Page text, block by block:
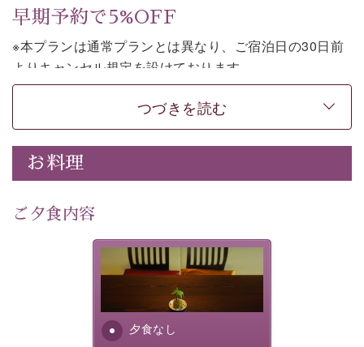
早期予約で5%OFF
※本プランは通常プランとは異なり、ご宿泊日の30日前
よりキャンセル規定を設けております。
※本プランは朝食付きのプランです。2食付きでご利用ご
【公式限定価格】早割プラン（30日前
まで）」をご利用ください。
上諏訪温泉しんゆでは、30日前までのご予約で、5%割
意しております。
諏訪湖の穏やかな景色、心身を解きほぐす温泉、そして
温かいおもてなし。ご滞在を楽しみに待つ日々が旅をよ
り特別なものにしてくれます。
早めのご予約で、お得に癒しのひとときをお過ごしくだ
つづきを読む
お料理
ご夕食内容
夕食なし
夕食なしご夕食を追加される
場合は、二食付きのプランを
お選びくださいませ。